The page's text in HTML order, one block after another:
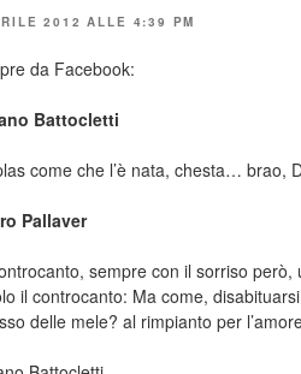
2012 ALLE 4:39 PM
da Facebook:
Battocletti
come che l’è nata, chesta… brao,
Pallaver
sempre con il sorriso
il controcanto: Ma come,
delle mele? al rimpianto per